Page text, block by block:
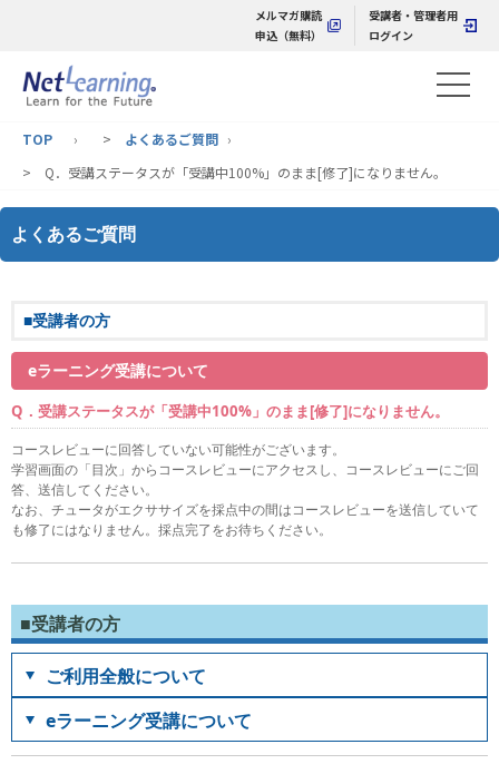
メルマガ購読
申込（無料）
受講者・管理者用
ログイン
TOP > よくあるご質問
> Q．受講ステータスが「受講中100%」のまま[修了]になりません。
よくあるご質問
■受講者の方
eラーニング受講について
Q．受講ステータスが「受講中100%」のまま[修了]になりません。
コースレビューに回答していない可能性がございます。
学習画面の「目次」からコースレビューにアクセスし、コースレビューにご回
答、送信してください。
なお、チュータがエクササイズを採点中の間はコースレビューを送信していて
も修了にはなりません。採点完了をお待ちください。
■受講者の方
ご利用全般について
eラーニング受講について